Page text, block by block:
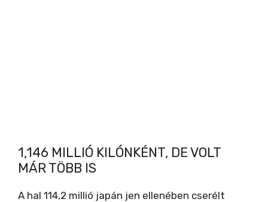
1,146 MILLIÓ KILÓNKÉNT, DE VOLT
MÁR TÖBB IS
A hal 114,2 millió japán jen ellenében cserélt